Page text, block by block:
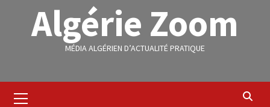
Algérie Zoom
MÉDIA ALGÉRIEN D’ACTUALITÉ PRATIQUE